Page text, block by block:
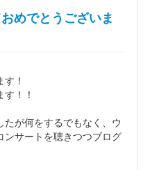
めでとうございま
！
！！
が何をするでもなく、ウ
ンサートを聴きつつブログ